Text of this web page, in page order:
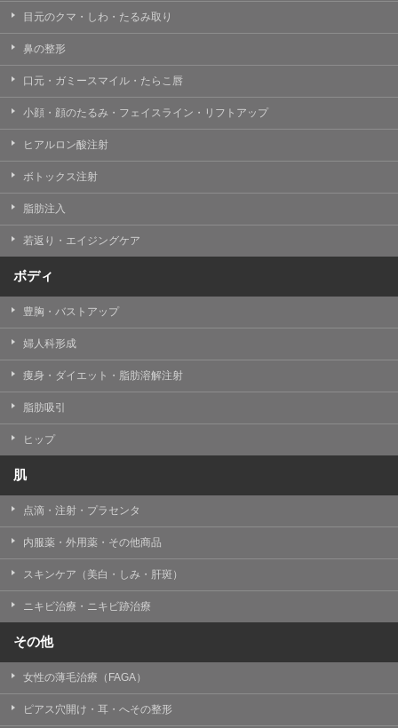
目元のクマ・しわ・たるみ取り
鼻の整形
口元・ガミースマイル・たらこ唇
小顔・顔のたるみ・フェイスライン・リフトアップ
ヒアルロン酸注射
ボトックス注射
脂肪注入
若返り・エイジングケア
ボディ
豊胸・バストアップ
婦人科形成
痩身・ダイエット・脂肪溶解注射
脂肪吸引
ヒップ
肌
点滴・注射・プラセンタ
内服薬・外用薬・その他商品
スキンケア（美白・しみ・肝斑）
ニキビ治療・ニキビ跡治療
その他
女性の薄毛治療（FAGA）
ピアス穴開け・耳・へその整形